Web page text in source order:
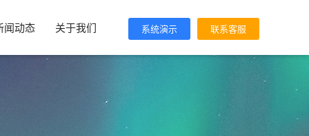
闻动态 关于我们 系统演示 联系客服